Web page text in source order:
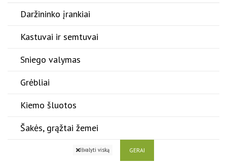
Daržininko įrankiai
Kastuvai ir semtuvai
Sniego valymas
Grėbliai
Kiemo šluotos
Šakės, grąžtai žemei
Išvalyti viską GERAI